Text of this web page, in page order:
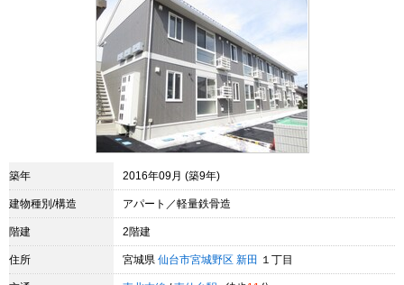
築年 2016年09月 (築9年)
建物種別/構造 アパート／軽量鉄骨造
階建 2階建
住所 宮城県 仙台市宮城野区 新田 １丁目